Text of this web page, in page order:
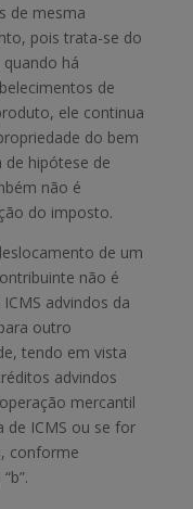
de mesma
pois trata-se do
há
de
ele continua
do bem
hipótese de
não é
do imposto.
de um
não é
advindos da
outro
tendo em vista
advindos
mercantil
de ICMS ou se for
conforme